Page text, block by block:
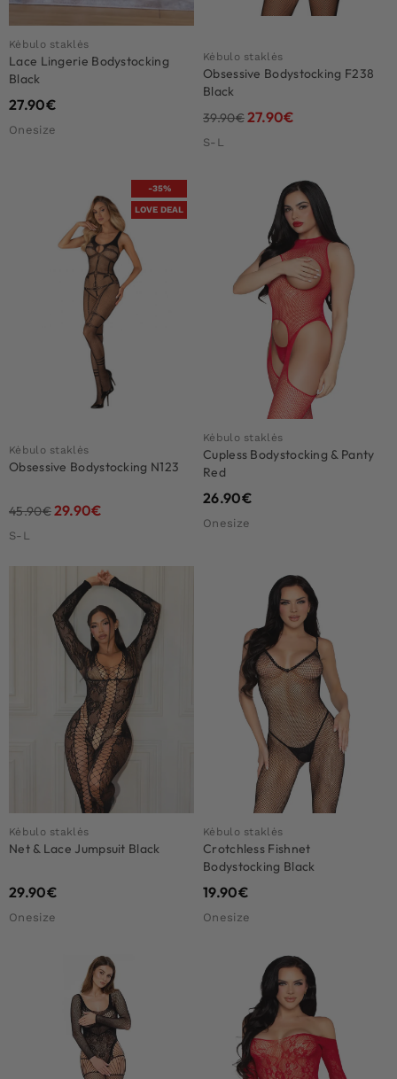
Kėbulo staklės
Lace Lingerie Bodystocking
Black
27.90€
Onesize
Kėbulo staklės
Obsessive Bodystocking F238
Black
39.90€27.90€
S-L
-35%
LOVE DEAL
Kėbulo staklės
Obsessive Bodystocking N123
45.90€29.90€
S-L
Kėbulo staklės
Cupless Bodystocking & Panty
Red
26.90€
Onesize
Kėbulo staklės
Net & Lace Jumpsuit Black
29.90€
Onesize
Kėbulo staklės
Crotchless Fishnet
Bodystocking Black
19.90€
Onesize